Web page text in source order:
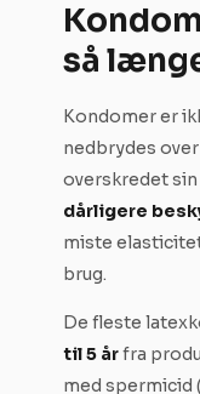
så
Kondomer er
nedbrydes
overskredet
dårligere
miste
brug.
De fleste
til 5 årfra
med spermicid